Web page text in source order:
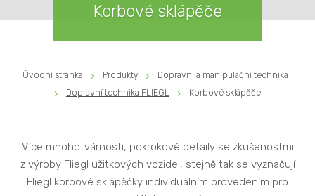
Korbové sklápěče
Úvodní stránka Produkty
Dopravní a manipulační technika
Dopravní technika FLIEGL
Korbové sklápěče
Více mnohotvárnosti, pokrokové detaily se zkušenostmi
z výroby Fliegl užitkových vozidel, stejně tak se vyznačují
Fliegl korbové sklápěčky individuálním provedením pro